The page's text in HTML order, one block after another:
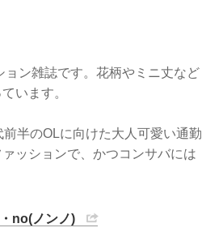
ン雑誌です。花柄やミニ丈など
います。
半のOLに向けた大人可愛い通勤
ッションで、かつコンサバには
no(ノンノ)